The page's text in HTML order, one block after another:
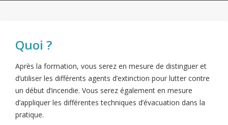
Quoi ?
Après la formation, vous serez en mesure de distinguer et
d’utiliser les différents agents d’extinction pour lutter contre
un début d’incendie. Vous serez également en mesure
d’appliquer les différentes techniques d’évacuation dans la
pratique.